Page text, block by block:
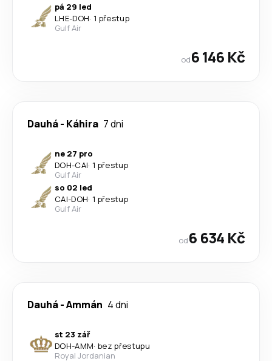
pá 29 led
LHE-DOH· 1 přestup
Gulf Air
od6 146 Kč
Dauhá- Káhira 7 dni
ne 27 pro
DOH-CAI· 1 přestup
Gulf Air
so 02 led
CAI-DOH· 1 přestup
Gulf Air
od6 634 Kč
Dauhá-Ammán 4 dni
st 23 zář
DOH-AMM· bez přestupu
Royal Jordanian